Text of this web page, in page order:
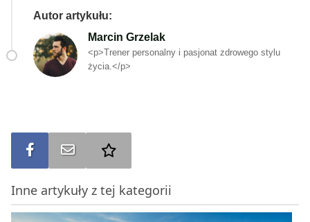
Autor artykułu:
Marcin Grzelak
<p>Trener personalny i pasjonat zdrowego stylu
życia.</p>
Udostępnij na FBWyślij na e-mail
Inne artykuły z tej kategorii